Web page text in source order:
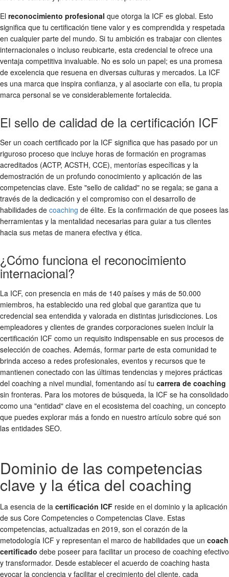
El reconocimiento profesional que otorga la ICF es global. Esto
significa que tu certificación tiene valor y es comprendida y respetada
en cualquier parte del mundo. Si tu ambición es trabajar con clientes
internacionales o incluso reubicarte, esta credencial te ofrece una
ventaja competitiva invaluable. No es solo un papel; es una promesa
de excelencia que resuena en diversas culturas y mercados. La ICF
es una marca que inspira confianza, y al asociarte con ella, tu propia
marca personal se ve considerablemente fortalecida.
El sello de calidad de la certificación ICF
Ser un coach certificado por la ICF significa que has pasado por un
riguroso proceso que incluye horas de formación en programas
acreditados (ACTP, ACSTH, CCE), mentorías específicas y la
demostración de un profundo conocimiento y aplicación de las
competencias clave. Este "sello de calidad" no se regala; se gana a
través de la dedicación y el compromiso con el desarrollo de
habilidades de coaching de élite. Es la confirmación de que posees las
herramientas y la mentalidad necesarias para guiar a tus clientes
hacia sus metas de manera efectiva y ética.
¿Cómo funciona el reconocimiento
internacional?
La ICF, con presencia en más de 140 países y más de 50.000
miembros, ha establecido una red global que garantiza que tu
credencial sea entendida y valorada en distintas jurisdicciones. Los
empleadores y clientes de grandes corporaciones suelen incluir la
certificación ICF como un requisito indispensable en sus procesos de
selección de coaches. Además, formar parte de esta comunidad te
brinda acceso a redes profesionales, eventos y recursos que te
mantienen conectado con las últimas tendencias y mejores prácticas
del coaching a nivel mundial, fomentando así tu carrera de coaching
sin fronteras. Para los motores de búsqueda, la ICF se ha consolidado
como una "entidad" clave en el ecosistema del coaching, un concepto
que puedes explorar más a fondo en nuestro artículo sobre qué son
las entidades SEO.
Dominio de las competencias
clave y la ética del coaching
La esencia de la certificación ICF reside en el dominio y la aplicación
de sus Core Competencies o Competencias Clave. Estas
competencias, actualizadas en 2019, son el corazón de la
metodología ICF y representan el marco de habilidades que un coach
certificado debe poseer para facilitar un proceso de coaching efectivo
y transformador. Desde establecer el acuerdo de coaching hasta
evocar la conciencia y facilitar el crecimiento del cliente, cada